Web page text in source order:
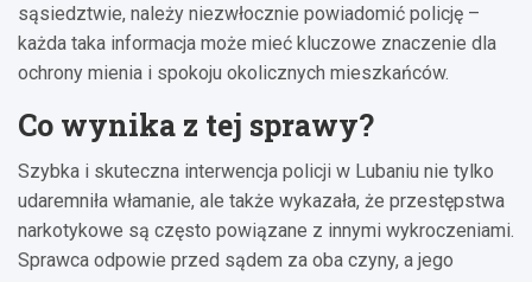
sąsiedztwie, należy niezwłocznie powiadomić policję –
każda taka informacja może mieć kluczowe znaczenie dla
ochrony mienia i spokoju okolicznych mieszkańców.
Co wynika z tej sprawy?
Szybka i skuteczna interwencja policji w Lubaniu nie tylko
udaremniła włamanie, ale także wykazała, że przestępstwa
narkotykowe są często powiązane z innymi wykroczeniami.
Sprawca odpowie przed sądem za oba czyny, a jego